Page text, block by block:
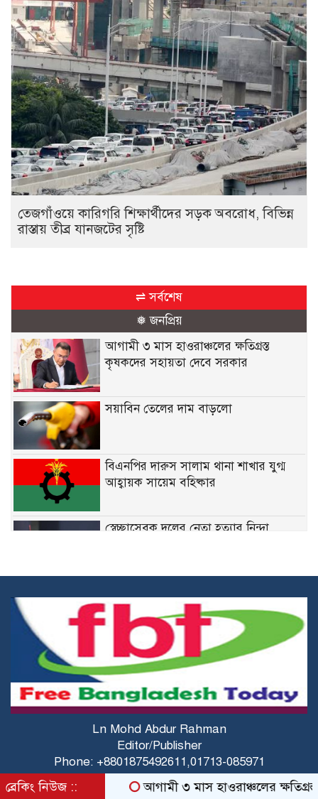
তেজগাঁওয়ে কারিগরি শিক্ষার্থীদের সড়ক অবরোধ, বিভিন্ন
রাস্তায় তীব্র যানজটের সৃষ্টি
⇌ সর্বশেষ
❅ জনপ্রিয়
আগামী ৩ মাস হাওরাঞ্চলের ক্ষতিগ্রস্ত
কৃষকদের সহায়তা দেবে সরকার
সয়াবিন তেলের দাম বাড়লো
বিএনপির দারুস সালাম থানা শাখার যুগ্ম
আহ্বায়ক সায়েম বহিষ্কার
স্বেচ্ছাসেবক দলের নেতা হত্যার নিন্দা
নির্দিষ্ট ফেডারেল চাকরিতে ডিগ্রির
বাধ্যবাধকতা তুলে দিতে চান কমলা
কারিগরি শিক্ষার্থীদের উপবৃত্তির জন্য ব্লকড
অ্যাকাউন্ট সংশোধনের নির্দেশনা
মির্জা ফখরুলের সঙ্গে অস্ট্রেলিয়ার ভারপ্রাপ্ত
হাইকমিশনারের বৈঠক
অতি দ্রুত যেন সংস্কারগুলো করা হয়: অন্তর্বর্তী
Ln Mohd Abdur Rahman
Editor/Publisher
Phone: +8801875492611,01713-085971
E-mail:fbtbangla@gmail.com,fbtenglish@gmail.com
Shakh Center(7th Floor),56,Purana Paltan,Dhaka-
ব্রেকিং নিউজ :: আগামী ৩ মাস হাওরাঞ্চলের ক্ষতিগ্রস্ত